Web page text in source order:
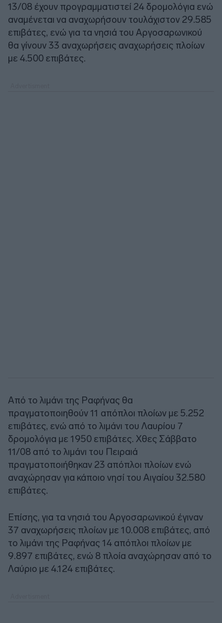
13/08 έχουν προγραμματιστεί 24 δρομολόγια ενώ
αναμένεται να αναχωρήσουν τουλάχιστον 29.585
επιβάτες, ενώ για τα νησιά του Αργοσαρωνικού
θα γίνουν 33 αναχωρήσεις αναχωρήσεις πλοίων
με 4.500 επιβάτες.
Από το λιμάνι της Ραφήνας θα
πραγματοποιηθούν 11 απόπλοι πλοίων με 5.252
επιβάτες, ενώ από το λιμάνι του Λαυρίου 7
δρομολόγια με 1950 επιβάτες. Χθες Σάββατο
11/08 από το λιμάνι του Πειραιά
πραγματοποιήθηκαν 23 απόπλοι πλοίων ενώ
αναχώρησαν για κάποιο νησί του Αιγαίου 32.580
επιβάτες.
Επίσης, για τα νησιά του Αργοσαρωνικού έγιναν
37 αναχωρήσεις πλοίων με 10.008 επιβάτες, από
το λιμάνι της Ραφήνας 14 απόπλοι πλοίων με
9.897 επιβάτες, ενώ 8 πλοία αναχώρησαν από το
Λαύριο με 4.124 επιβάτες.